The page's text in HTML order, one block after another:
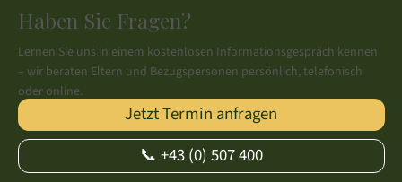
Haben Sie Fragen?
Lernen Sie uns in einem kostenlosen Informationsgespräch kennen
– wir beraten Eltern und Bezugspersonen persönlich, telefonisch
oder online.
Jetzt Termin anfragen
📞 +43 (0) 507 400